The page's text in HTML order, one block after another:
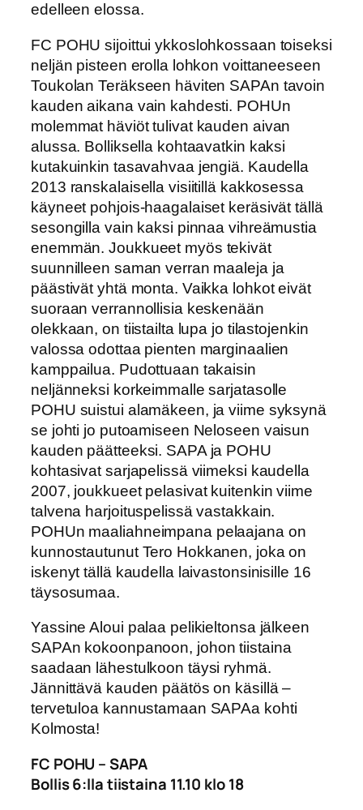
edelleen elossa.
FC POHU sijoittui ykkoslohkossaan toiseksi
neljän pisteen erolla lohkon voittaneeseen
Toukolan Teräkseen häviten SAPAn tavoin
kauden aikana vain kahdesti. POHUn
molemmat häviöt tulivat kauden aivan
alussa. Bolliksella kohtaavatkin kaksi
kutakuinkin tasavahvaa jengiä. Kaudella
2013 ranskalaisella visiitillä kakkosessa
käyneet pohjois-haagalaiset keräsivät tällä
sesongilla vain kaksi pinnaa vihreämustia
enemmän. Joukkueet myös tekivät
suunnilleen saman verran maaleja ja
päästivät yhtä monta. Vaikka lohkot eivät
suoraan verrannollisia keskenään
olekkaan, on tiistailta lupa jo tilastojenkin
valossa odottaa pienten marginaalien
kamppailua. Pudottuaan takaisin
neljänneksi korkeimmalle sarjatasolle
POHU suistui alamäkeen, ja viime syksynä
se johti jo putoamiseen Neloseen vaisun
kauden päätteeksi. SAPA ja POHU
kohtasivat sarjapelissä viimeksi kaudella
2007, joukkueet pelasivat kuitenkin viime
talvena harjoituspelissä vastakkain.
POHUn maaliahneimpana pelaajana on
kunnostautunut Tero Hokkanen, joka on
iskenyt tällä kaudella laivastonsinisille 16
täysosumaa.
Yassine Aloui palaa pelikieltonsa jälkeen
SAPAn kokoonpanoon, johon tiistaina
saadaan lähestulkoon täysi ryhmä.
Jännittävä kauden päätös on käsillä –
tervetuloa kannustamaan SAPAa kohti
Kolmosta!
FC POHU – SAPA
Bollis 6:lla tiistaina 11.10 klo 18